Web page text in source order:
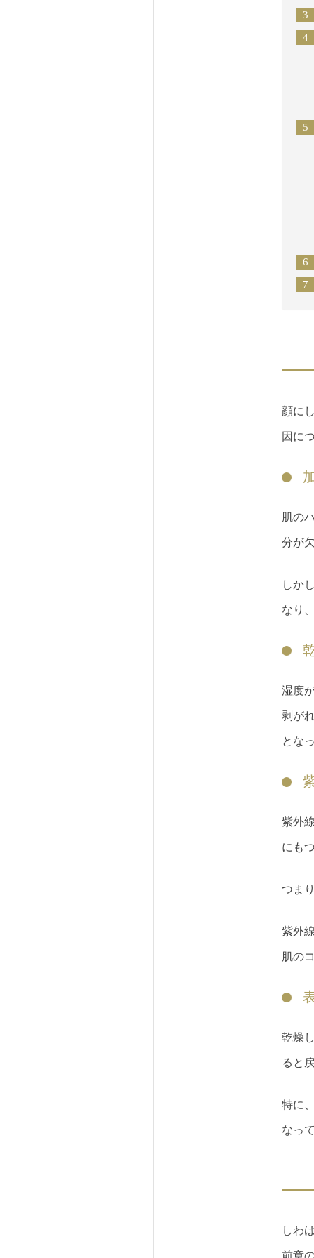
顔に
因に
肌の
分が
しか
なり
湿度
剥が
とな
紫外
にも
つま
紫外
肌の
乾燥
ると
特に
なっ
しわ
前章